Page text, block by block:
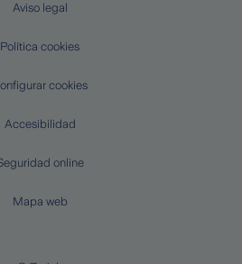
Aviso legal
Política cookies
cookies
Accesibilidad
online
Mapa web